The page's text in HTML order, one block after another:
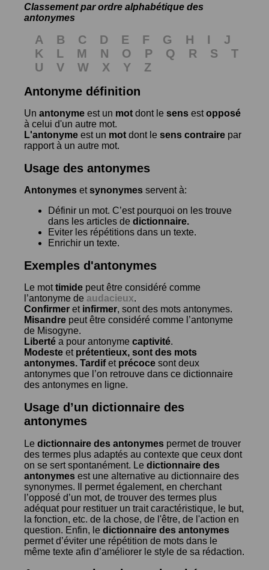
Classement par ordre alphabétique des
antonymes
A B C D E F G H I
J
K
L M N O P Q R S
T
U
V W X Y
Z
Antonyme définition
Un antonyme est un mot dont le sens estopposé
à celui d'un autre mot.
L'antonyme est un mot dont le sens contraire par
rapport à un autre mot.
Usage des antonymes
Antonymes etsynonymes servent à:
Définir un mot. C’est pourquoi on les trouve
dans les articles de dictionnaire.
Eviter les répétitions dans un texte.
Enrichir un texte.
Exemples d'antonymes
Le mottimide peut être considéré comme
l’antonyme de audacieux.
Confirmer et infirmer, sont des mots antonymes.
Misandre peut être considéré comme l’antonyme
de Misogyne.
Liberté a pour antonyme captivité.
Modeste et prétentieux, sont des mots
antonymes. Tardifet précoce sont deux
antonymes que l’on retrouve dans ce dictionnaire
des antonymes en ligne.
Usage d’un dictionnaire des
antonymes
Le dictionnaire des antonymes permet de trouver
des termes plus adaptés au contexte que ceux dont
on se sert spontanément. Le dictionnaire des
antonymes est une alternative au dictionnaire des
synonymes. Il permet également, en cherchant
l’opposé d’un mot, de trouver des termes plus
adéquat pour restituer un trait caractéristique, le but,
la fonction, etc. de la chose, de l'être, de l'action en
question. Enfin, le dictionnaire des antonymes
permet d’éviter une répétition de mots dans le
même texte afin d’améliorer le style de sa rédaction.